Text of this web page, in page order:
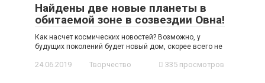
Найдены две новые планеты в
обитаемой зоне в созвездии Овна!
Как насчет космических новостей? Возможно, у
будущих поколений будет новый дом, скорее всего не
24.06.2019 Творчество 335 просмотров